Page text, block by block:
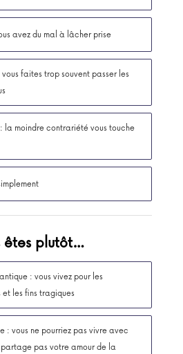
avez du mal à lâcher prise
faites trop souvent passer les
la moindre contrariété vous touche
êtes plutôt…
: vous vivez pour les
et les fins tragiques
: vous ne pourriez pas vivre avec
partage pas votre amour de la